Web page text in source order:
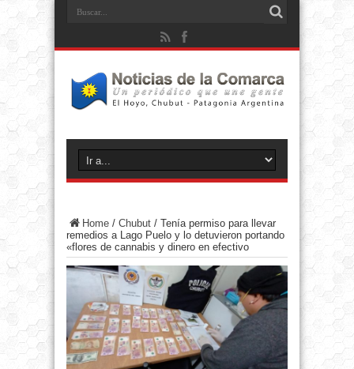
Home / Chubut / Tenía permiso para llevar
remedios a Lago Puelo y lo detuvieron portando
«flores de cannabis y dinero en efectivo